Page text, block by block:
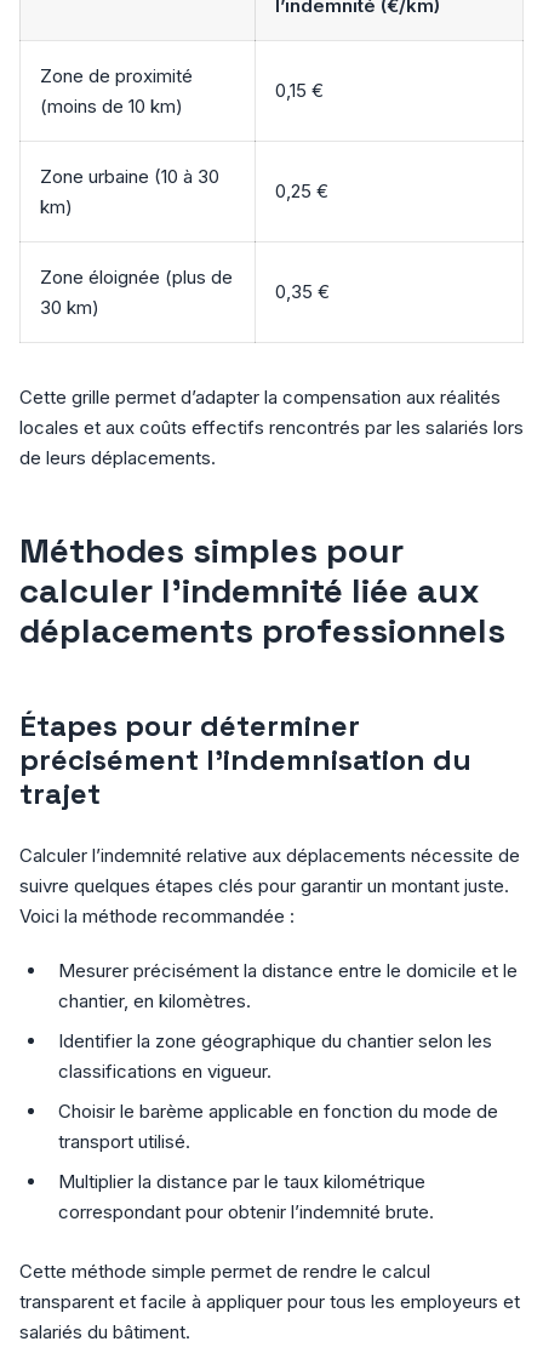
l’indemnité (€/km)
Zone de proximité
(moins de 10 km)
0,15 €
Zone urbaine (10 à 30
km)
0,25 €
Zone éloignée (plus de
30 km)
0,35 €
Cette grille permet d’adapter la compensation aux réalités
locales et aux coûts effectifs rencontrés par les salariés lors
de leurs déplacements.
Méthodes simples pour
calculer l’indemnité liée aux
déplacements professionnels
Étapes pour déterminer
précisément l’indemnisation du
trajet
Calculer l’indemnité relative aux déplacements nécessite de
suivre quelques étapes clés pour garantir un montant juste.
Voici la méthode recommandée :
Mesurer précisément la distance entre le domicile et le
chantier, en kilomètres.
Identifier la zone géographique du chantier selon les
classifications en vigueur.
Choisir le barème applicable en fonction du mode de
transport utilisé.
Multiplier la distance par le taux kilométrique
correspondant pour obtenir l’indemnité brute.
Cette méthode simple permet de rendre le calcul
transparent et facile à appliquer pour tous les employeurs et
salariés du bâtiment.